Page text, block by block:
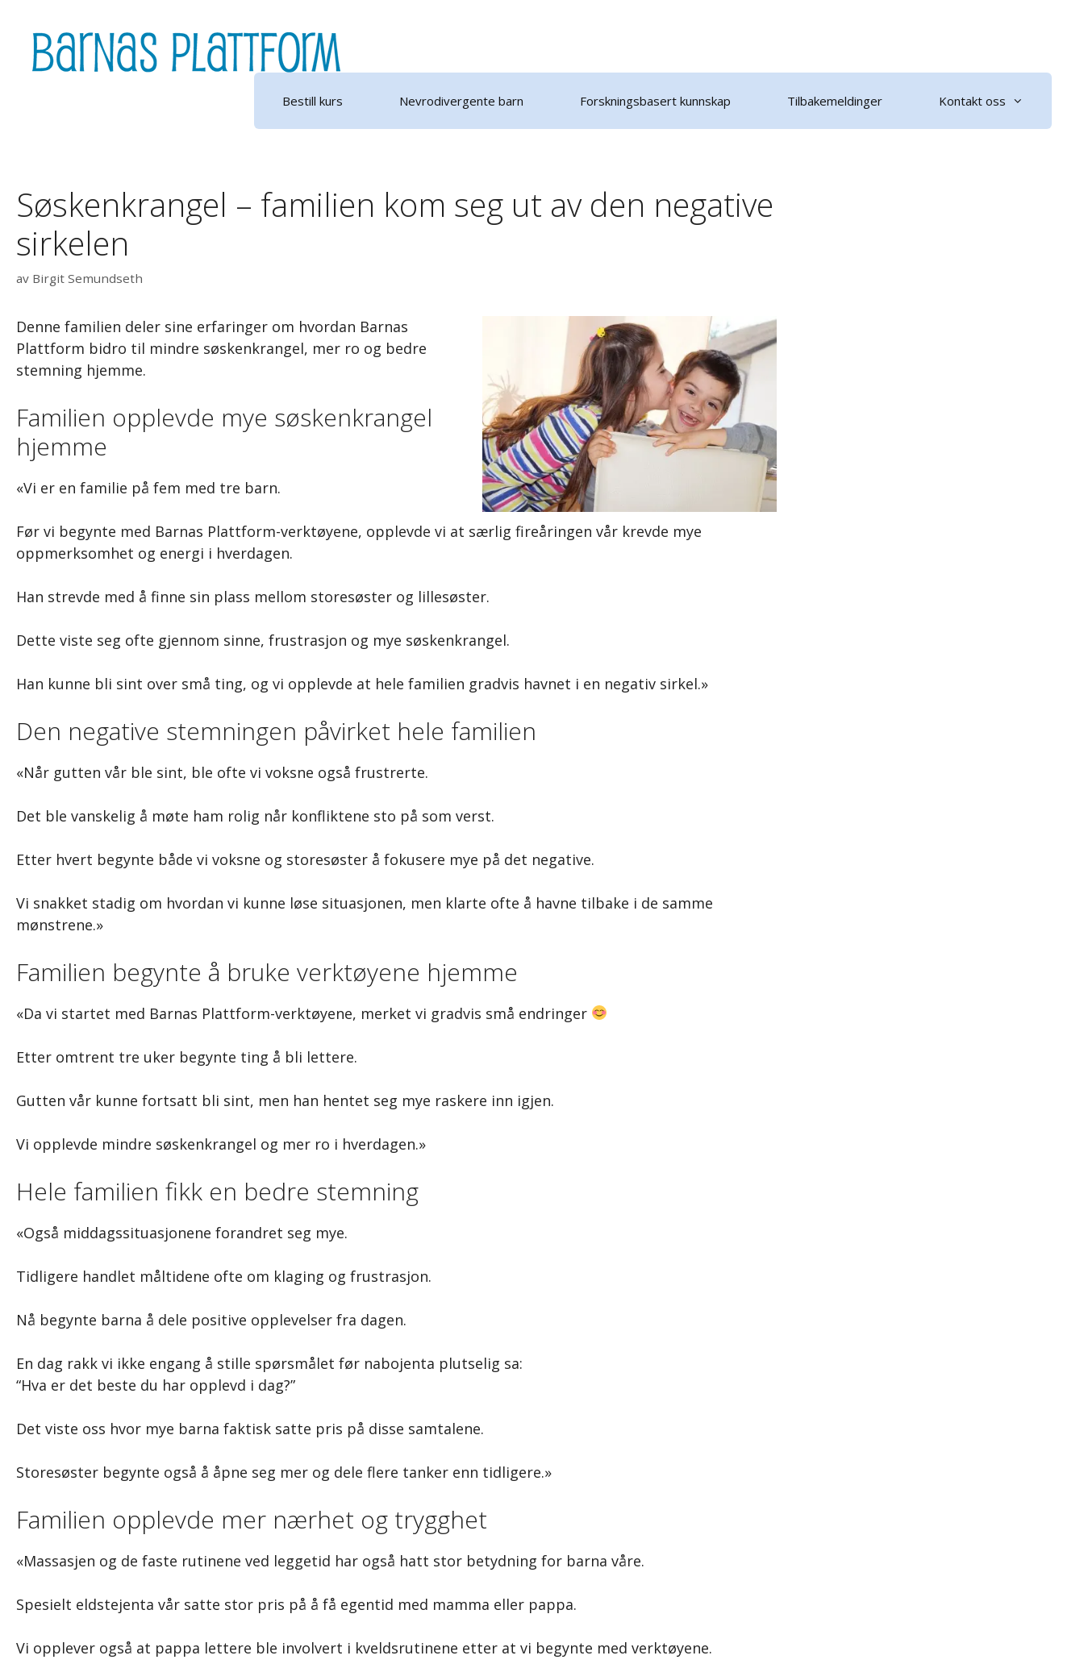
innhold
Bestill kurs Nevrodivergente barn Forskningsbasert kunnskap Tilbakemeldinger Kontakt oss
Søskenkrangel – familien kom seg ut av den negative
sirkelen
av Birgit Semundseth
Denne familien deler sine erfaringer om hvordan Barnas
Plattform bidro til mindre søskenkrangel, mer ro og bedre
stemning hjemme.
Familien opplevde mye søskenkrangel
hjemme
«Vi er en familie på fem med tre barn.
Før vi begynte med Barnas Plattform-verktøyene, opplevde vi at særlig fireåringen vår krevde mye
oppmerksomhet og energi i hverdagen.
Han strevde med å finne sin plass mellom storesøster og lillesøster.
Dette viste seg ofte gjennom sinne, frustrasjon og mye søskenkrangel.
Han kunne bli sint over små ting, og vi opplevde at hele familien gradvis havnet i en negativ sirkel.»
Den negative stemningen påvirket hele familien
«Når gutten vår ble sint, ble ofte vi voksne også frustrerte.
Det ble vanskelig å møte ham rolig når konfliktene sto på som verst.
Etter hvert begynte både vi voksne og storesøster å fokusere mye på det negative.
Vi snakket stadig om hvordan vi kunne løse situasjonen, men klarte ofte å havne tilbake i de samme
mønstrene.»
Familien begynte å bruke verktøyene hjemme
«Da vi startet med Barnas Plattform-verktøyene, merket vi gradvis små endringer
Etter omtrent tre uker begynte ting å bli lettere.
Gutten vår kunne fortsatt bli sint, men han hentet seg mye raskere inn igjen.
Vi opplevde mindre søskenkrangel og mer ro i hverdagen.»
Hele familien fikk en bedre stemning
«Også middagssituasjonene forandret seg mye.
Tidligere handlet måltidene ofte om klaging og frustrasjon.
Nå begynte barna å dele positive opplevelser fra dagen.
En dag rakk vi ikke engang å stille spørsmålet før nabojenta plutselig sa:
“Hva er det beste du har opplevd i dag?”
Det viste oss hvor mye barna faktisk satte pris på disse samtalene.
Storesøster begynte også å åpne seg mer og dele flere tanker enn tidligere.»
Familien opplevde mer nærhet og trygghet
«Massasjen og de faste rutinene ved leggetid har også hatt stor betydning for barna våre.
Spesielt eldstejenta vår satte stor pris på å få egentid med mamma eller pappa.
Vi opplever også at pappa lettere ble involvert i kveldsrutinene etter at vi begynte med verktøyene.